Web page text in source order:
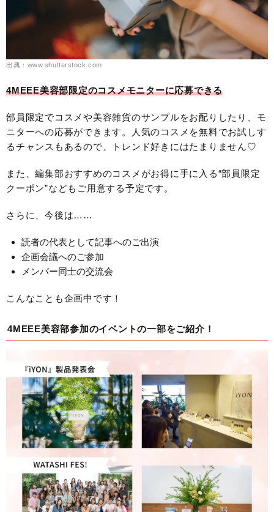
出典：www.shutterstock.com
4MEEE美容部限定のコスメモニターに応募できる
部員限定でコスメや美容雑貨のサンプルをお配りしたり、モ
ニターへの応募ができます。人気のコスメを無料でお試しす
るチャンスもあるので、トレンド好きにはたまりません♡
また、編集部おすすめのコスメがお得に手に入る“部員限定
クーポン”などもご用意する予定です。
さらに、今後は……
読者の代表として記事へのご出演
企画会議へのご参加
メンバー同士の交流会
こんなことも企画中です！
4MEEE美容部参加のイベントの一部をご紹介！